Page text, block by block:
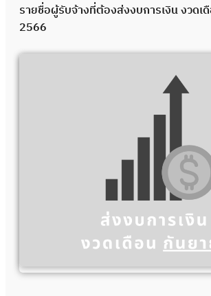
รายชื่อผู้รับจ้างที่ต้องส่งงบการเงิน งวดเ
2566